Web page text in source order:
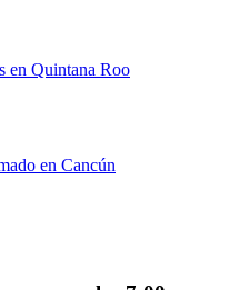
en Quintana Roo
en Cancún